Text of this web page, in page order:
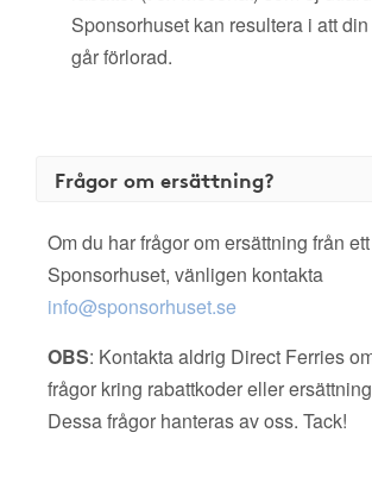
Sponsorhuset kan resultera i att
går förlorad.
Frågor om ersättning?
Om du har frågor om ersättning från
Sponsorhuset, vänligen kontakta
info@sponsorhuset.se
OBS: Kontakta aldrig Direct Ferries
frågor kring rabattkoder eller
Dessa frågor hanteras av oss. Tack!